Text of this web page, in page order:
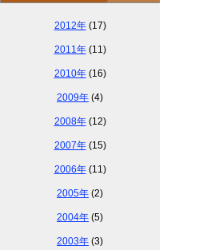
2012年(17)
2011年(11)
2010年(16)
2009年 (4)
2008年(12)
2007年(15)
2006年(11)
2005年 (2)
2004年 (5)
2003年 (3)